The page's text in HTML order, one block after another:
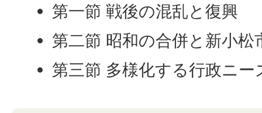
第一節 戦後の混乱と復興
第二節 昭和の合併と新小松
第三節 多様化する行政ニ